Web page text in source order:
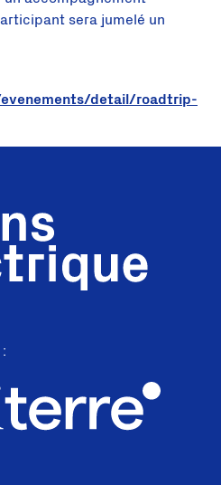
sera jumelé un
detail/roadtrip-